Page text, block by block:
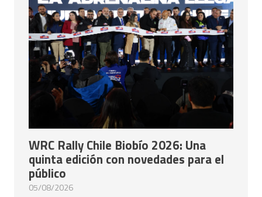
WRC Rally Chile Biobío 2026: Una
quinta edición con novedades para el
público
05/08/2026